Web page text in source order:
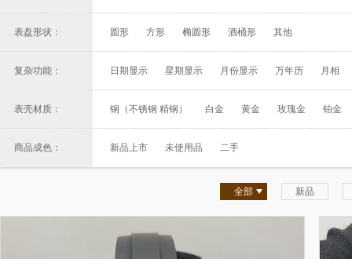
表盘形状： 圆形 方形 椭圆形 酒桶形 其他
复杂功能： 日期显示 星期显示 月份显示 万年历 月相
表壳材质： 钢（不锈钢 精钢） 白金 黄金 玫瑰金 铂金
商品成色： 新品上市 未使用品 二手
全部 新品